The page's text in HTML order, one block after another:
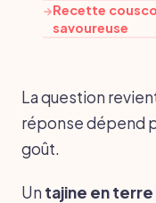
→Recette
savoureuse
La question
réponse dépend
goût.
Un tajine en